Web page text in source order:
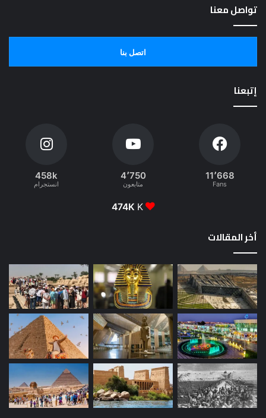
تواصل معنا
اتصل بنا
إتبعنا
11٬668
Fans
4٬750
متابعون
458k
انستجرام
474K K
أخر المقالات